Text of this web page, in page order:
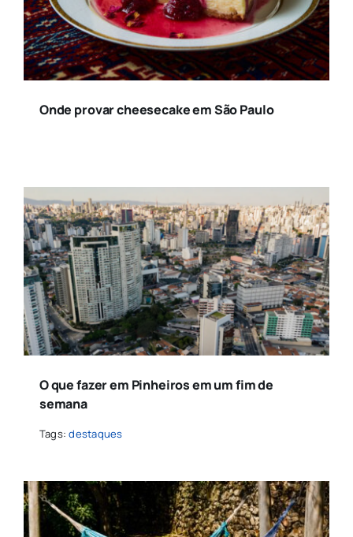
Onde provar cheesecake em São Paulo
O que fazer em Pinheiros em um fim de
semana
Tags:destaques